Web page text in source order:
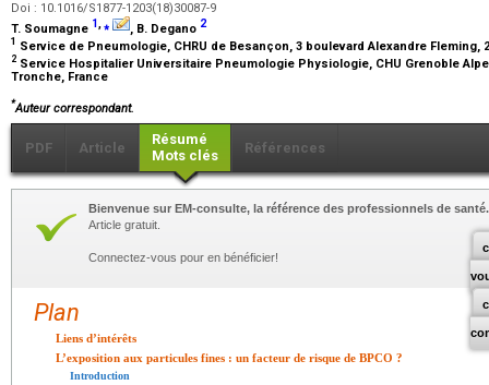
Doi : 10.1016/S1877-1203(18)30087-9
T. Soumagne 1,⁎ , B. Degano 2
1 Service de Pneumologie, CHRU de Besançon, 3 boulevard Alexandre Fleming,
2 Service Hospitalier Universitaire Pneumologie Physiologie, CHU Grenoble
Tronche, France
*Auteur correspondant.
PDF Article
Résumé
Mots clés
Références
Bienvenue sur EM-consulte, la référence des professionnels de santé.
Article gratuit.
Connectez-vous pour en bénéficier!
Plan
Liens d’intérêts
L’exposition aux particules fines : un facteur de risque de BPCO ?
Introduction